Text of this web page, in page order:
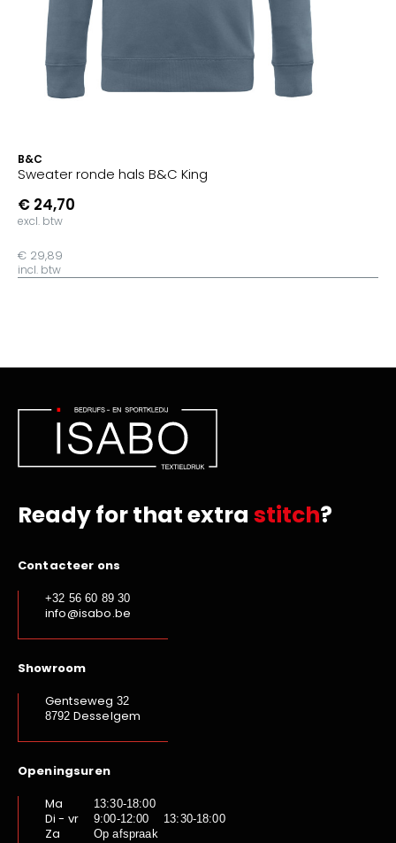
B&C
Sweater ronde hals B&C King
€ 24,70
excl. btw
€ 29,89
incl. btw
Ready for that extra stitch?
Contacteer ons
+32 56 60 89 30
info@isabo.be
Showroom
Gentseweg 32
8792 Desselgem
Openingsuren
Ma
13:30-18:00
Di - vr 9:00-12:00 13:30-18:00
Za Op afspraak